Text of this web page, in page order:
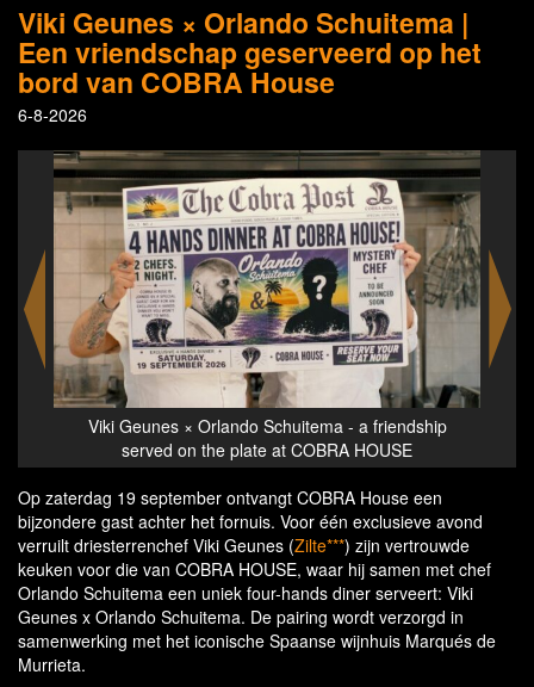
Viki Geunes × Orlando Schuitema |
Een vriendschap geserveerd op het
bord van COBRA House
6-8-2026
Viki Geunes × Orlando Schuitema - a friendship
served on the plate at COBRA HOUSE
Op zaterdag 19 september ontvangt COBRA House een
bijzondere gast achter het fornuis. Voor één exclusieve avond
verruilt driesterrenchef Viki Geunes (Zilte***) zijn vertrouwde
keuken voor die van COBRA HOUSE, waar hij samen met chef
Orlando Schuitema een uniek four-hands diner serveert: Viki
Geunes x Orlando Schuitema. De pairing wordt verzorgd in
samenwerking met het iconische Spaanse wijnhuis Marqués de
Murrieta.